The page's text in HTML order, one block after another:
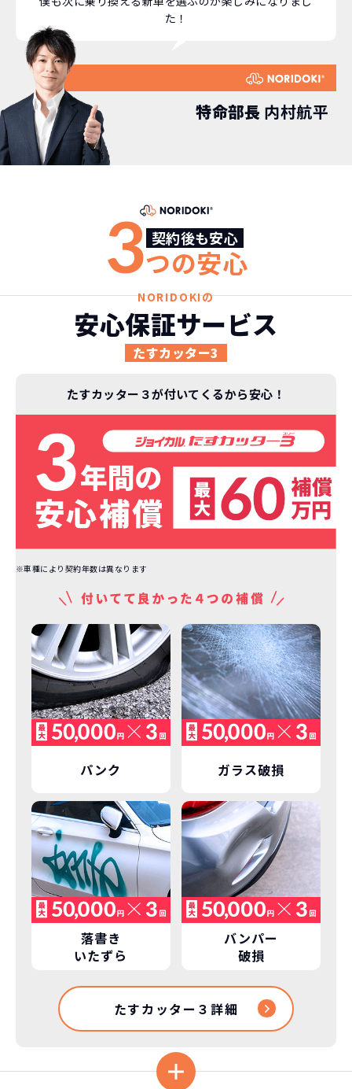
た！
特命部長 内村航平
契約後も安心
3つの安心
NORIDOKIの
安心保証サービス
たすカッター3
たすカッター３が付いてくるから安心！
※車種により契約年数は異なります
パンク ガラス破損
落書き
いたずら
バンパー
破損
たすカッター３詳細